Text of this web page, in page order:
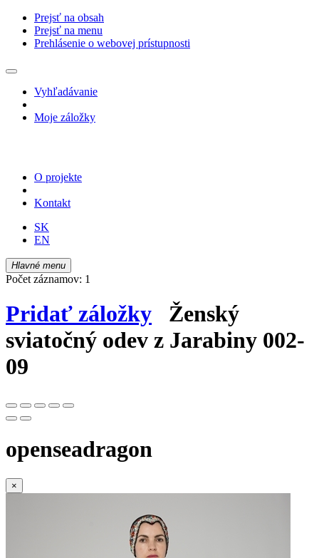
Prejsť na obsah
Prejsť na menu
Prehlásenie o webovej prístupnosti
Vyhľadávanie
Moje záložky
O projekte
Kontakt
SK
EN
Hlavné menu
Počet záznamov: 1
Pridať záložky Ženský
sviatočný odev z Jarabiny 002-
09
openseadragon
×